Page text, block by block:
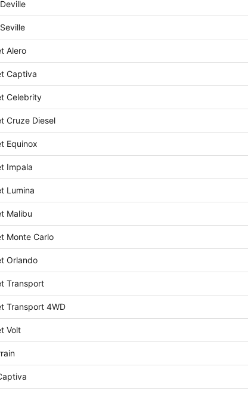
Alero
Captiva
Celebrity
Cruze Diesel
Equinox
Impala
Lumina
Malibu
Monte Carlo
Orlando
Transport
Transport 4WD
Volt